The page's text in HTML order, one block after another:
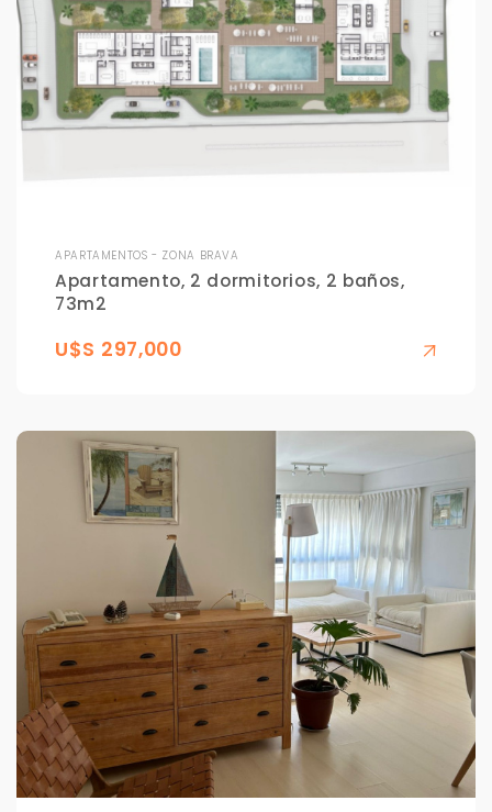
APARTAMENTOS - ZONA BRAVA
Apartamento, 2 dormitorios, 2 baños,
73m2
U$S 297,000